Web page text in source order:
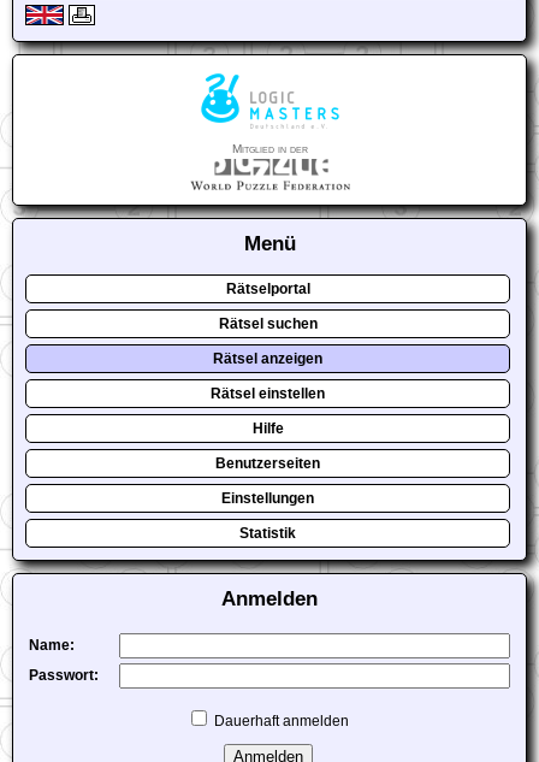
Mitglied in der
Menü
Rätselportal
Rätsel suchen
Rätsel anzeigen
Rätsel einstellen
Hilfe
Benutzerseiten
Einstellungen
Statistik
Anmelden
Name:
Passwort:
Dauerhaft anmelden